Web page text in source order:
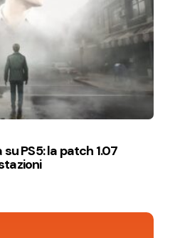
PS5: la patch 1.07